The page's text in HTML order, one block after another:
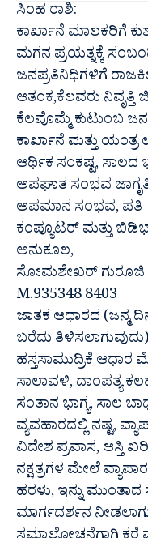
ಸಿಂಹ ರಾಶಿ:
ಕಾರ್ಖಾನೆ ಮಾಲಕರಿಗೆ
ಮಗನ ಪ್ರಯತ್ನಕ್ಕೆ
ಜನಪ್ರತಿನಿಧಿಗಳಿಗೆ
ಆತಂಕ,ಕೆಲವರು
ಕೆಲವೊಮ್ಮೆ ಕುಟುಂಬ
ಕಾರ್ಖಾನೆ ಮತ್ತು ಯಂತ್ರ
ಆರ್ಥಿಕ ಸಂಕಷ್ಟ,
ಅಪಘಾತ ಸಂಭವ
ಅಪಮಾನ ಸಂಭವ, ಪತಿ-
ಕಂಪ್ಯೂಟರ್ ಮತ್ತು
ಅನುಕೂಲ,
ಸೋಮಶೇಖರ್ ಗುರೂಜಿ
M.935348 8403
ಜಾತಕ ಆಧಾರದ (ಜನ್ಮ
ಬರೆದು
ಹಸ್ತಸಾಮುದ್ರಿಕೆ
ಸಾಲಾವಳಿ, ದಾಂಪತ್ಯ
ಸಂತಾನ ಭಾಗ್ಯ, ಸಾಲ
ವ್ಯವಹಾರದಲ್ಲಿ ನಷ್ಟ,
ವಿದೇಶ ಪ್ರವಾಸ, ಆಸ್ತಿ
ನಕ್ಷತ್ರಗಳ ಮೇಲೆ
ಹರಳು, ಇನ್ನು
ಮಾರ್ಗದರ್ಶನ